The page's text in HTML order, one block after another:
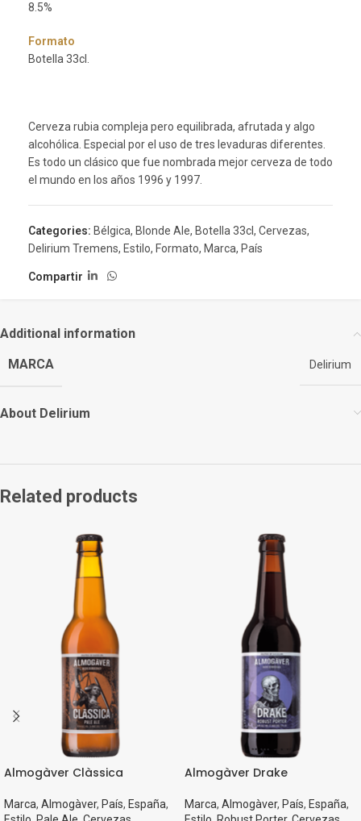
8.5%
Formato
Botella 33cl.
Cerveza rubia compleja pero equilibrada, afrutada y algo
alcohólica. Especial por el uso de tres levaduras diferentes.
Es todo un clásico que fue nombrada mejor cerveza de todo
el mundo en los años 1996 y 1997.
Categories: Bélgica, Blonde Ale, Botella 33cl, Cervezas,
Delirium Tremens, Estilo, Formato, Marca, País
Compartir
Additional information
MARCA
Delirium
About Delirium
Related products
Almogàver Clàssica
Marca, Almogàver, País, España,
Almogàver Drake
Marca, Almogàver, País, España,